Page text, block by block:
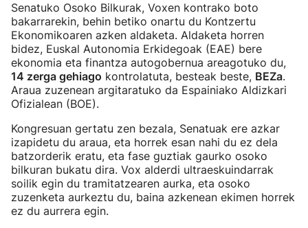
Senatuko Osoko Bilkurak, Voxen kontrako boto
bakarrarekin, behin betiko onartu du Kontzertu
Ekonomikoaren azken aldaketa. Aldaketa horren
bidez, Euskal Autonomia Erkidegoak (EAE) bere
ekonomia eta finantza autogobernua areagotuko du,
14 zerga gehiago kontrolatuta, besteak beste, BEZa.
Araua zuzenean argitaratuko da Espainiako Aldizkari
Ofizialean (BOE).
Kongresuan gertatu zen bezala, Senatuak ere azkar
izapidetu du araua, eta horrek esan nahi du ez dela
batzorderik eratu, eta fase guztiak gaurko osoko
bilkuran bukatu dira. Vox alderdi ultraeskuindarrak
soilik egin du tramitatzearen aurka, eta osoko
zuzenketa aurkeztu du, baina azkenean ekimen horrek
ez du aurrera egin.